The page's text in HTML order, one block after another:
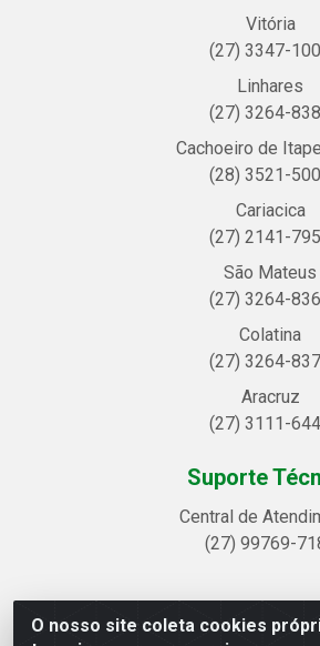
O nosso site coleta cookies
Vitória
(27) 3347-
Linhares
(27) 3264-
Cachoeiro de
(28) 3521-
Cariacica
(27) 2141-
São Mateus
(27) 3264-
Colatina
(27) 3264-
Aracruz
(27) 3111-
Suporte
Central de
(27) 99769-
Linhavix Distribuidora LTDA -